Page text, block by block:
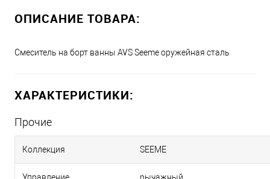
ОПИСАНИЕ ТОВАРА:
Смеситель на борт ванны AVS Seeme оружейная сталь
ХАРАКТЕРИСТИКИ:
Прочие
Коллекция SEEME